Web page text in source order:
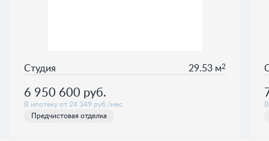
Студия 29.53 м2
6 950 600 руб.
В ипотеку от 24 349 руб./мес.
Предчистовая отделка